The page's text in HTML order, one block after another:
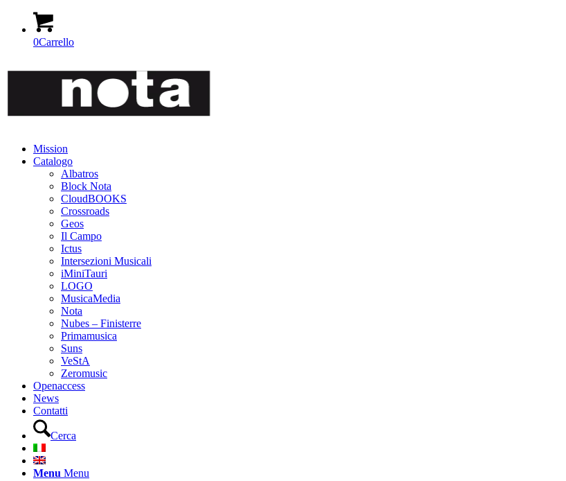
0Carrello
Mission
Catalogo
Albatros
Block Nota
CloudBOOKS
Crossroads
Geos
Il Campo
Ictus
Intersezioni Musicali
iMiniTauri
LOGO
MusicaMedia
Nota
Nubes – Finisterre
Primamusica
Suns
VeStA
Zeromusic
Openaccess
News
Contatti
Cerca
Menu Menu